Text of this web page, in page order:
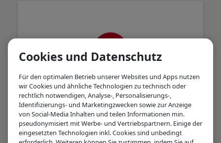
Es ist ein Problem aufgetreten. Bitte
versuchen Sie es später noch einmal.
Cookies und Datenschutz
Für den optimalen Betrieb unserer Websites und Apps nutzen
wir Cookies und ähnliche Technologien zu technisch oder
rechtlich notwendigen, Analyse-, Personalisierungs-,
Identifizierungs- und Marketingzwecken sowie zur Anzeige
von Social-Media Inhalten und teilen Informationen min.
pseudonymisiert mit Werbe- und Vertriebspartnern. Einige der
eingesetzten Technologien inkl. Cookies sind unbedingt